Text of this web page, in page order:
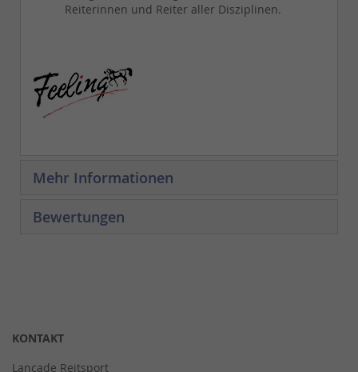
Reiterinnen und Reiter aller Disziplinen.
Mehr Informationen
Bewertungen
KONTAKT
Lancade Reitsport